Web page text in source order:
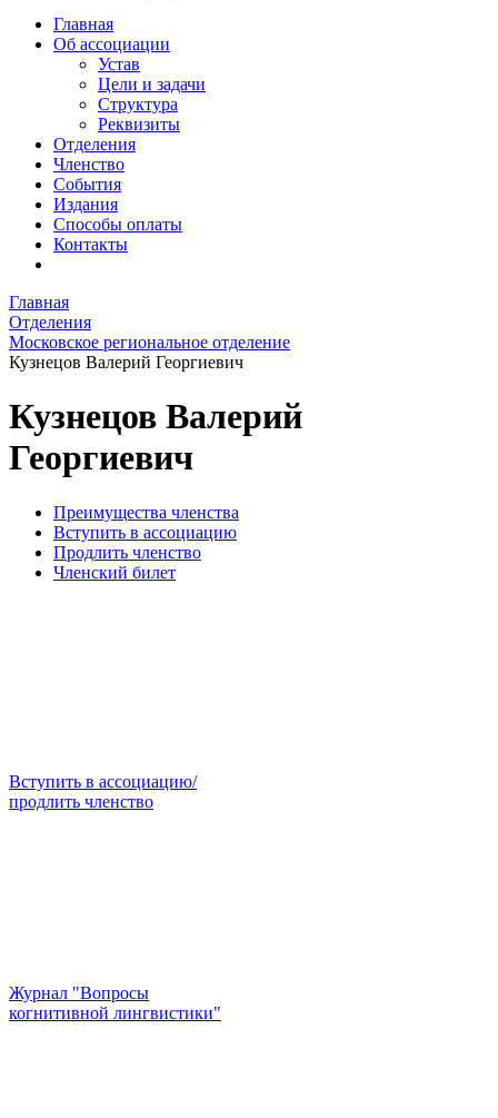
Главная
Об ассоциации
Устав
Цели и задачи
Структура
Реквизиты
Отделения
Членство
События
Издания
Способы оплаты
Контакты
Главная
Отделения
Московское региональное отделение
Кузнецов Валерий Георгиевич
Кузнецов Валерий
Георгиевич
Преимущества членства
Вступить в ассоциацию
Продлить членство
Членский билет
Вступить в ассоциацию/
продлить членство
Журнал "Вопросы
когнитивной лингвистики"